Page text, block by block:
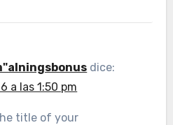
dice:
a las 1:50 pm
title of your